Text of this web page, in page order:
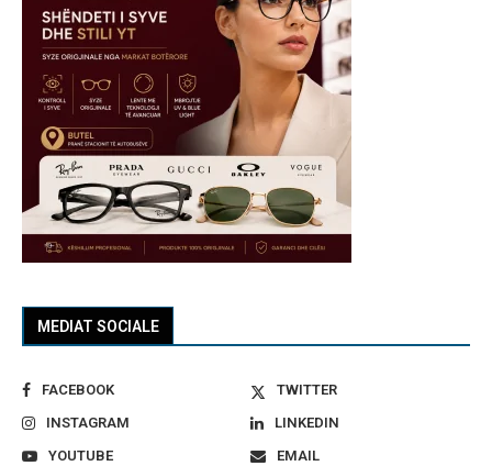
MEDIAT SOCIALE
FACEBOOK
TWITTER
INSTAGRAM
LINKEDIN
YOUTUBE
EMAIL